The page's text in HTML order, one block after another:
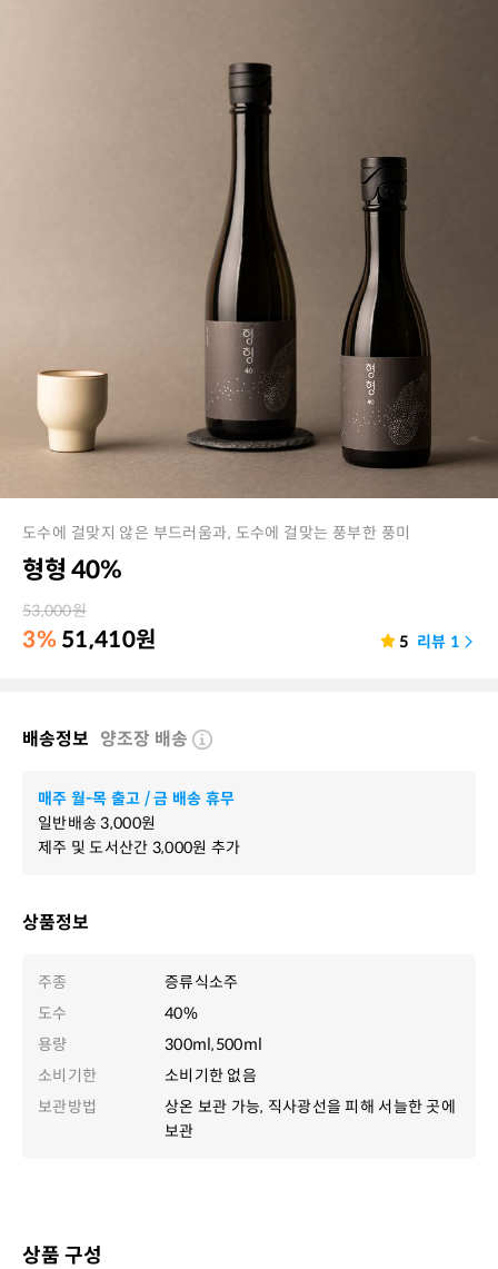
도수에 걸맞지 않은 부드러움과, 도수에 걸맞는 풍부한 풍미
형형 40%
53,000원
3% 51,410원 5 리뷰 1
상품정보
주종
증류식소주
도수
40%
용량
300ml,500ml
소비기한
소비기한 없음
보관방법
상온 보관 가능, 직사광선을 피해 서늘한 곳에
보관
배송정보 양조장 배송
매주 월-목 출고 / 금 배송 휴무
일반배송3,000원
제주 및 도서산간 3,000원 추가
상품 구성